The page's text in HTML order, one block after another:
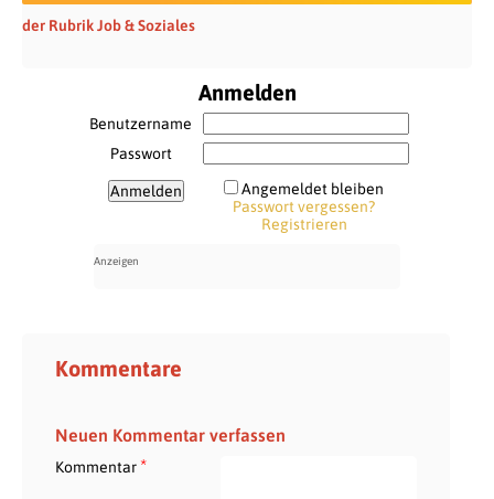
der Rubrik Job & Soziales
Anmelden
Benutzername
Passwort
Angemeldet bleiben
Passwort vergessen?
Registrieren
Kommentare
Neuen Kommentar verfassen
Kommentar*